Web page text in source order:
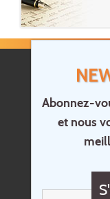
Abonnez-
et nous